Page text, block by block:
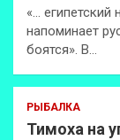
«… египетский
напоминает
боятся». В…
РЫБАЛКА
Тимоха на